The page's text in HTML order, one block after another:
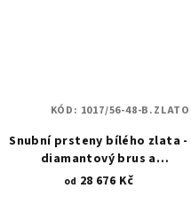
Snubní prsteny bílého zlata -
diamantový brus a
vodorovné zirkony 1017
od 28 676 Kč
KÓD: 1017/56-48-B.ZLATO